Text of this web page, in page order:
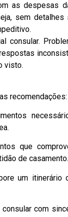
as despesas
sem detalhes
consular.
visto.
recomendações:
que
de casamento.
um itinerário
com